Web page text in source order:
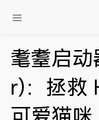
耄耋启
r)：拯救